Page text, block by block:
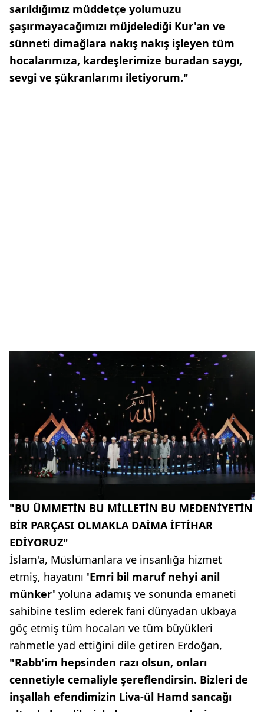
sarıldığımız müddetçe yolumuzu
şaşırmayacağımızı müjdelediği Kur'an ve
sünneti dimağlara nakış nakış işleyen tüm
hocalarımıza, kardeşlerimize buradan saygı,
sevgi ve şükranlarımı iletiyorum."
"BU ÜMMETİN BU MİLLETİN BU MEDENİYETİN
BİR PARÇASI OLMAKLA DAİMA İFTİHAR
EDİYORUZ"
İslam'a, Müslümanlara ve insanlığa hizmet
etmiş, hayatını 'Emri bil maruf nehyi anil
münker' yoluna adamış ve sonunda emaneti
sahibine teslim ederek fani dünyadan ukbaya
göç etmiş tüm hocaları ve tüm büyükleri
rahmetle yad ettiğini dile getiren Erdoğan,
"Rabb'im hepsinden razı olsun, onları
cennetiyle cemaliyle şereflendirsin. Bizleri de
inşallah efendimizin Liva-ül Hamd sancağı